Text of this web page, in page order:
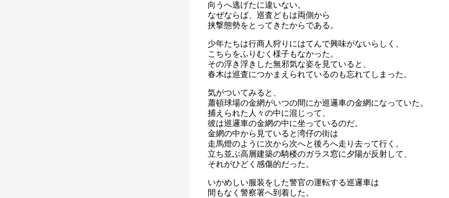
向うへ逃げたに違いない。
なぜならば、巡査どもは両側から
挟撃態勢をとってきたからである。
少年たちは行商人狩りにはてんで興味がないらしく、
こちらをふりむく様子もなかった。
その浮き浮きした無邪気な姿を見ていると、
春木は巡査につかまえられているのも忘れてしまった。
気がついてみると、
蕭頓球場の金網がいつの間にか巡邏車の金網になっていた。
捕えられた人々の中に混じって、
彼は巡邏車の金網の中に坐っているのだ。
金網の中から見ていると湾仔の街は
走馬燈のように次から次へと後ろへ走り去って行く。
立ち並ぶ高層建築の騎楼のガラス窓に夕陽が反射して、
それがひどく感傷的だった。
いかめしい服装をした警官の運転する巡邏車は
間もなく警察署へ到着した。